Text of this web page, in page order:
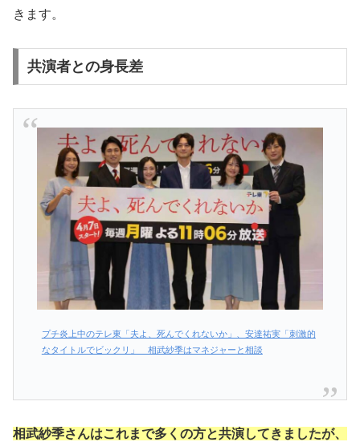
きます。
共演者との身長差
プチ炎上中のテレ東「夫よ、死んでくれないか」、安達祐実「刺激的
なタイトルでビックリ」 相武紗季はマネジャーと相談
相武紗季さんはこれまで多くの方と共演してきましたが、